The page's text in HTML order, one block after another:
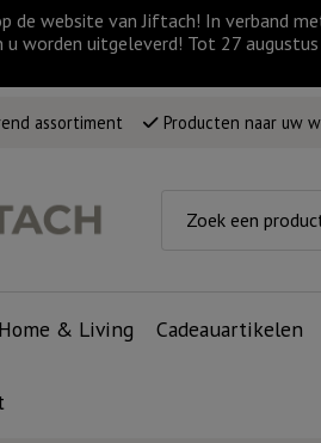
de website van Jiftach! In verband
u worden uitgeleverd! Tot 27
assortiment Producten naar uw
Home & Living Cadeauartikelen